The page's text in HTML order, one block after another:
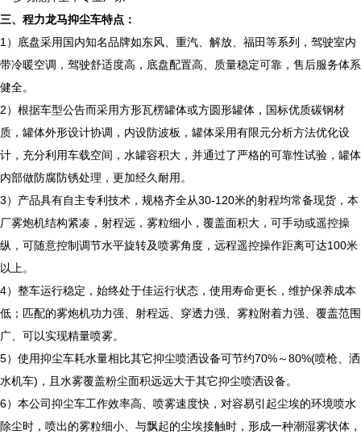
三、程力龙马抑尘车特点：
1）底盘采用国内知名品牌如东风、重汽、解放、福田等系列，驾驶室内
带冷暖空调，驾驶舒适度高，底盘配置高、质量稳定可靠，售后服务体系
健全。
2）根据车型公告而采用方形瓦楞罐体或方圆形罐体，国标优质碳钢材
质，罐体外形设计协调，内设防波板，罐体采用有限元分析方法优化设
计，充分利用车载空间，水罐容积大，并通过了严格的可靠性试验，罐体
内部做防腐防锈处理，更加经久耐用。
3）产品具有自主专利技术，规格齐全从30-120米的射程均常备现货，本
厂雾炮机结构紧凑，射程远，雾粒细小，覆盖面积大，可手动或遥控操
纵，可随意控制调节水平旋转及喷雾角度，远程遥控操作距离可达100米
以上。
4）整车运行稳定，始终处于佳运行状态，使用寿命更长，维护保养成本
低；匹配的雾炮机功力强、射程远、穿透力强、雾粒附着力强、覆盖范围
广、可以实现精量喷雾。
5）使用抑尘车耗水量相比其它抑尘喷洒设备可节约70%～80%(喷枪、洒
水机车)，且水雾覆盖粉尘面积远远大于其它抑尘喷洒设备。
6）本公司抑尘车工作效率高、喷雾速度快，对容易引起尘埃的环境喷水
除尘时，喷出的雾粒细小、与飘起的尘埃接触时，形成一种潮湿雾状体，